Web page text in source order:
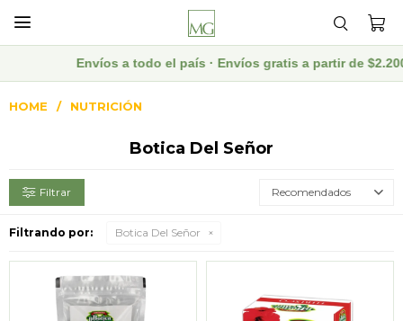

Envíos a todo el país · Envíos gratis a partir de $2.200
HOME NUTRICIÓN
Botica Del Señor
Recomendados
Filtrando por: Botica Del Señor